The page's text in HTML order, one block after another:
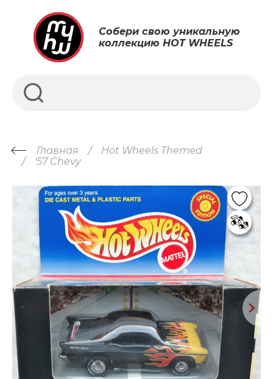
Собери свою уникальную
коллекцию HOT WHEELS
Главная
Hot Wheels Themed
'57 Chevy